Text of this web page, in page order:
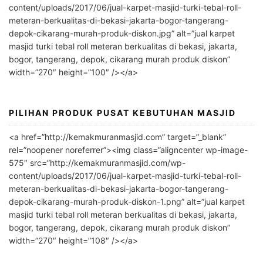
n
a
t
i
v
content/uploads/2017/06/jual-karpet-masjid-turki-tebal-roll-
meteran-berkualitas-di-bekasi-jakarta-bogor-tangerang-
depok-cikarang-murah-produk-diskon.jpg” alt=”jual karpet
masjid turki tebal roll meteran berkualitas di bekasi, jakarta,
bogor, tangerang, depok, cikarang murah produk diskon”
width=”270″ height=”100″ /></a>
PILIHAN PRODUK PUSAT KEBUTUHAN MASJID
<a href=”http://kemakmuranmasjid.com” target=”_blank”
rel=”noopener noreferrer”><img class=”aligncenter wp-image-
575″ src=”http://kemakmuranmasjid.com/wp-
content/uploads/2017/06/jual-karpet-masjid-turki-tebal-roll-
meteran-berkualitas-di-bekasi-jakarta-bogor-tangerang-
depok-cikarang-murah-produk-diskon-1.png” alt=”jual karpet
masjid turki tebal roll meteran berkualitas di bekasi, jakarta,
bogor, tangerang, depok, cikarang murah produk diskon”
width=”270″ height=”108″ /></a>